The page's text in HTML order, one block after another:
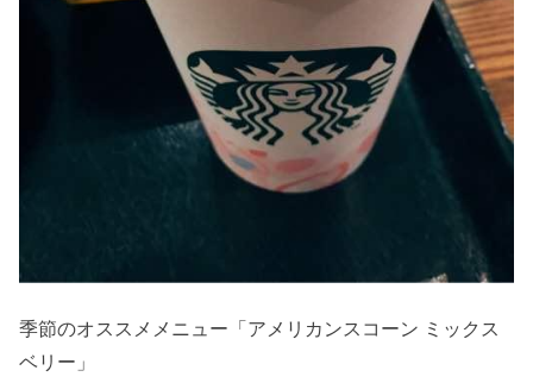
季節のオススメメニュー「アメリカンスコーン ミックス
ベリー」